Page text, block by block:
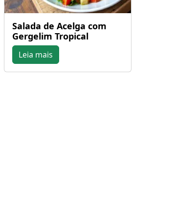
Salada de Acelga com
Gergelim Tropical
Leia mais